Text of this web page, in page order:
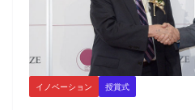
イノベーション 授賞式